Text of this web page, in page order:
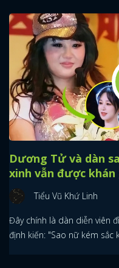
Dương Tử và dàn
xinh vẫn được khán
Tiểu Vũ Khứ Linh
Đây chính là dàn diễn viên
định kiến: "Sao nữ kém sắc